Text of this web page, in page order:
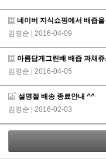
네이버 지식쇼핑에서 배즙
김영순 | 2016-04-09
아름답게그린배 배즙 과채
김영순 | 2016-04-05
설명절 배송 종료안내 ^^
김영순 | 2016-02-03